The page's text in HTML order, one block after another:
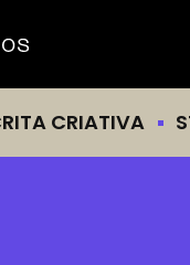
CRIATIVA